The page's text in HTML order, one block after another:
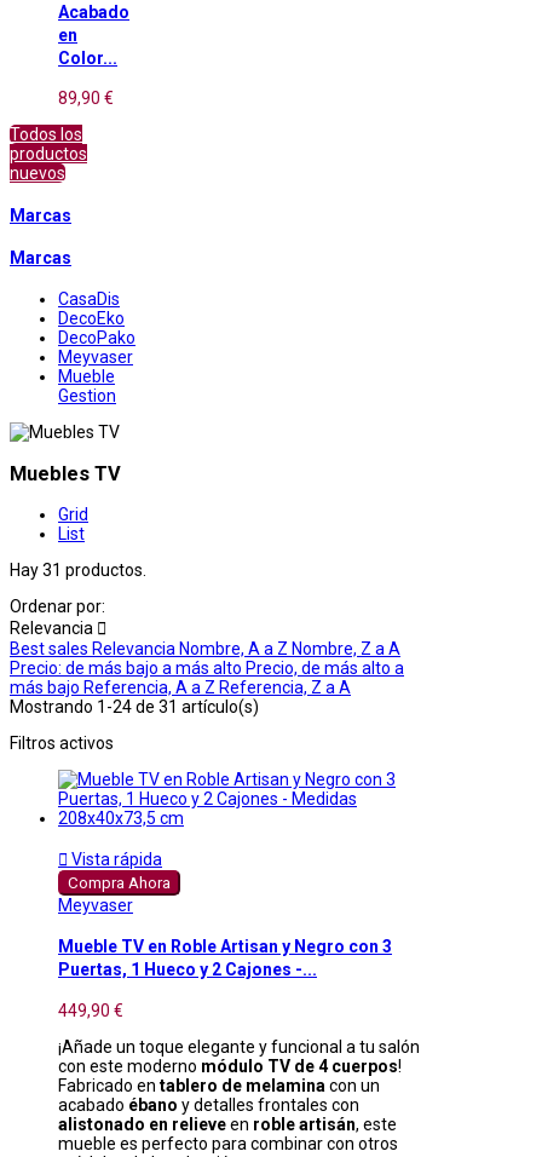
Acabado
en
Color...
89,90 €
Todos los
productos
nuevos
Marcas
Marcas
CasaDis
DecoEko
DecoPako
Meyvaser
Mueble
Gestion
Muebles TV
Grid
List
Hay 31 productos.
Ordenar por:
Relevancia 
Best sales Relevancia Nombre, A a Z Nombre, Z a A
Precio: de más bajo a más alto Precio, de más alto a
más bajo Referencia, A a Z Referencia, Z a A
Mostrando 1-24 de 31 artículo(s)
Filtros activos
 Vista rápida
Compra Ahora
Meyvaser
Mueble TV en Roble Artisan y Negro con 3
Puertas, 1 Hueco y 2 Cajones -...
449,90 €
¡Añade un toque elegante y funcional a tu salón
con este moderno módulo TV de 4 cuerpos!
Fabricado en tablero de melamina con un
acabado ébano y detalles frontales con
alistonado en relieveen roble artisán, este
mueble es perfecto para combinar con otros